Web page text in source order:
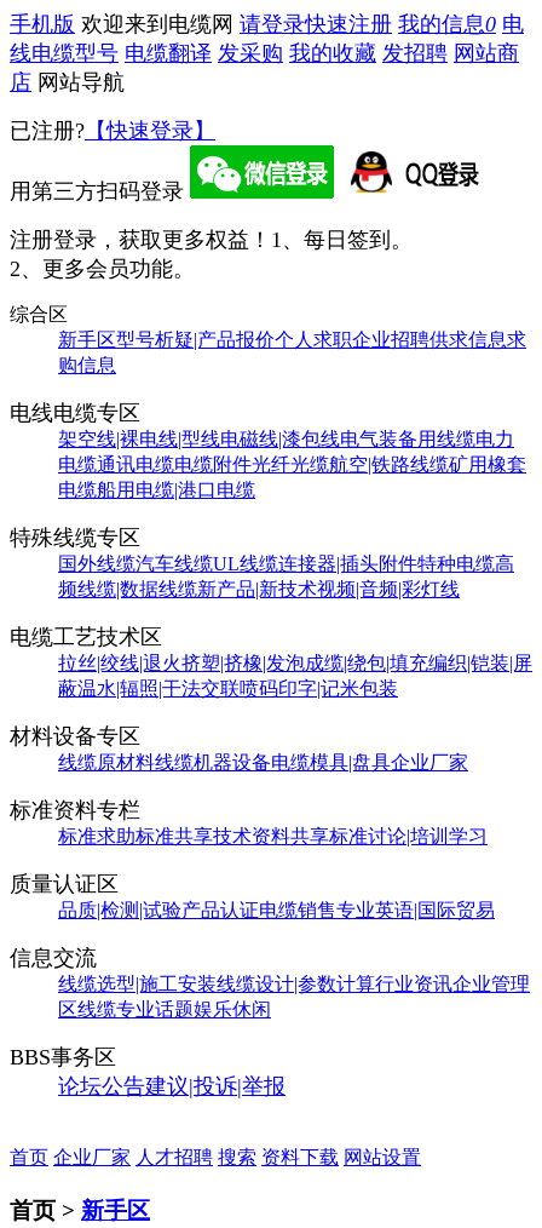
手机版 欢迎来到电缆网 请登录快速注册 我的信息0 电
线电缆型号 电缆翻译 发采购 我的收藏 发招聘 网站商
店 网站导航
已注册? 【快速登录】
用第三方扫码登录
注册登录，获取更多权益！ 1、每日签到。
2、更多会员功能。
综合区
新手区型号析疑|产品报价个人求职企业招聘供求信息求
购信息
电线电缆专区
架空线|裸电线|型线电磁线|漆包线电气装备用线缆电力
电缆通讯电缆电缆附件光纤光缆航空|铁路线缆矿用橡套
电缆船用电缆|港口电缆
特殊线缆专区
国外线缆汽车线缆UL线缆连接器|插头附件特种电缆高
频线缆|数据线缆新产品|新技术视频|音频|彩灯线
电缆工艺技术区
拉丝|绞线|退火挤塑|挤橡|发泡成缆|绕包|填充编织|铠装|屏
蔽温水|辐照|干法交联喷码印字|记米包装
材料设备专区
线缆原材料线缆机器设备电缆模具|盘具企业厂家
标准资料专栏
标准求助标准共享技术资料共享标准讨论|培训学习
质量认证区
品质|检测|试验产品认证电缆销售专业英语|国际贸易
信息交流
线缆选型|施工安装线缆设计|参数计算行业资讯企业管理
区线缆专业话题娱乐休闲
BBS事务区
论坛公告建议|投诉|举报
首页 企业厂家 人才招聘 搜索 资料下载 网站设置
首页 > 新手区